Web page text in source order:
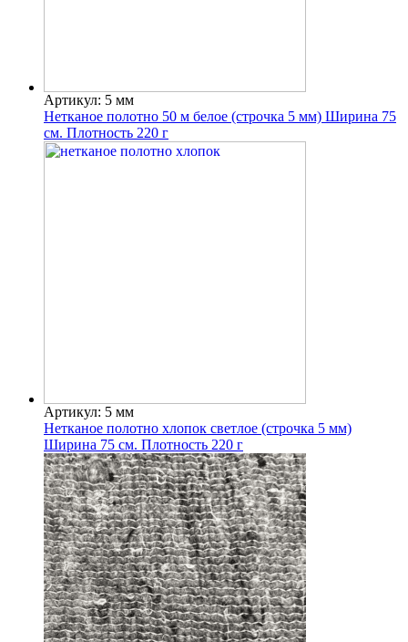
Артикул: 5 мм
Нетканое полотно 50 м белое (строчка 5 мм) Ширина 75
см. Плотность 220 г
Артикул: 5 мм
Нетканое полотно хлопок светлое (строчка 5 мм)
Ширина 75 см. Плотность 220 г